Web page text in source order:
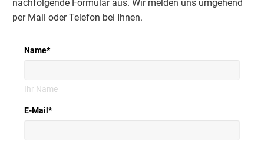
nachfolgende Formular aus. Wir melden uns umgehend
per Mail oder Telefon bei Ihnen.
Name*
Ihr Name
E-Mail *